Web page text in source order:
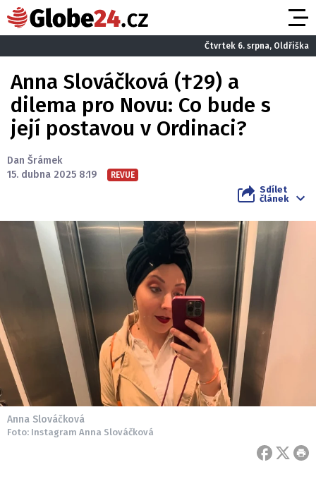
Čtvrtek 6. srpna, Oldřiška
Anna Slováčková (†29) a
dilema pro Novu: Co bude s
její postavou v Ordinaci?
Dan Šrámek
15. dubna 2025 8:19
REVUE
Sdílet
článek
Anna Slováčková
Foto: Instagram Anna Slováčková